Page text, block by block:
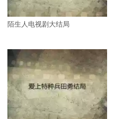
陌生人电视剧大结局